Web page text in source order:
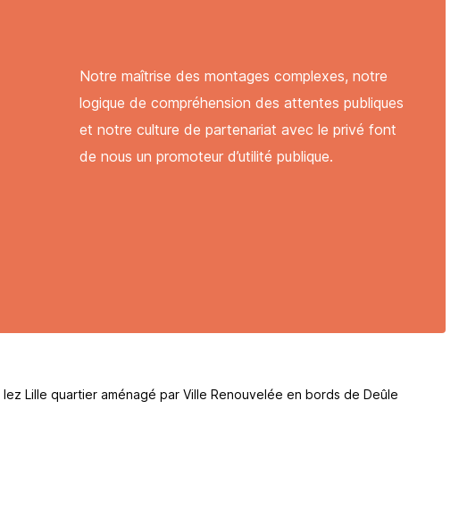
Notre maîtrise des montages complexes, notre
logique de compréhension des attentes publiques
et notre culture de partenariat avec le privé font
de nous un promoteur d’utilité publique.